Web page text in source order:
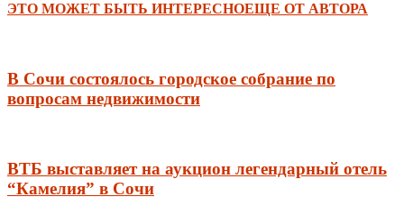
ЭТО МОЖЕТ БЫТЬ ИНТЕРЕСНОЕЩЕ ОТ АВТОРА
В Сочи состоялось городское собрание по
вопросам недвижимости
ВТБ выставляет на аукцион легендарный отель
“Камелия” в Сочи